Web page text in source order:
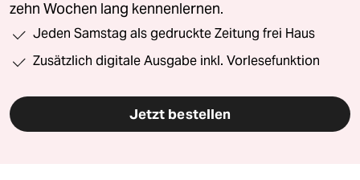
zehn Wochen lang kennenlernen.
Jeden Samstag als gedruckte Zeitung frei Haus
Zusätzlich digitale Ausgabe inkl. Vorlesefunktion
Jetzt bestellen